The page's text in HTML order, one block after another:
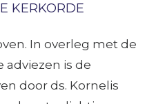
KERKORDE
In overleg met de
adviezen is de
door ds. Kornelis